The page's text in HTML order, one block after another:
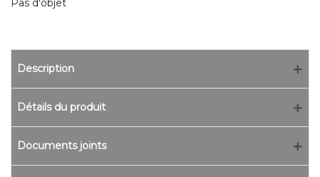
Pas d'objet
Description
Détails du produit
Documents joints